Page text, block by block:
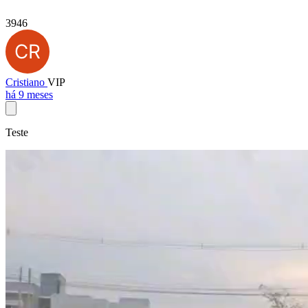
3946
Cristiano VIP
há 9 meses
Teste